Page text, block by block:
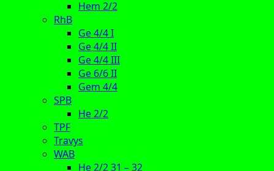
Hem 2/2
RhB
Ge 4/4 I
Ge 4/4 II
Ge 4/4 III
Ge 6/6 II
Gem 4/4
SPB
He 2/2
TPF
Travys
WAB
He 2/2 31 – 32